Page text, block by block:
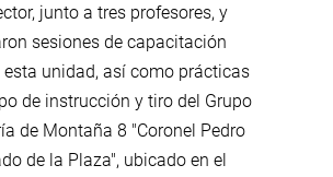
junto a tres profesores, y
sesiones de capacitación
esta unidad, así como prácticas
de instrucción y tiro del Grupo
de Montaña 8 "Coronel Pedro
de la Plaza", ubicado en el